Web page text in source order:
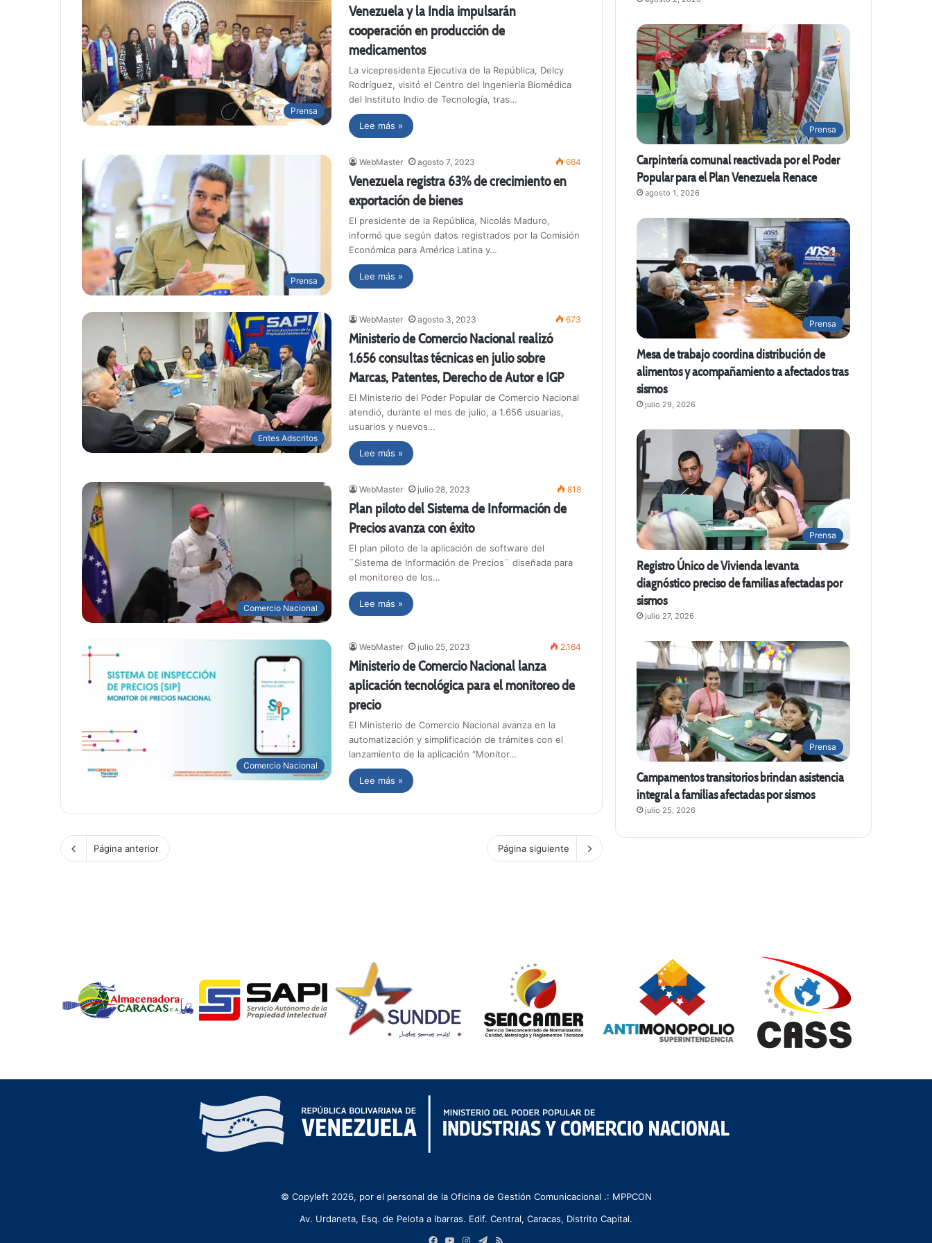
Prensa
Venezuela y la India impulsarán
cooperación en producción de
medicamentos
La vicepresidenta Ejecutiva de la República, Delcy
Rodríguez, visitó el Centro del Ingeniería Biomédica
del Instituto Indio de Tecnología, tras…
Lee más »
Prensa
WebMaster agosto 7, 2023 664
Venezuela registra 63% de crecimiento en
exportación de bienes
El presidente de la República, Nicolás Maduro,
informó que según datos registrados por la Comisión
Económica para América Latina y…
Lee más »
Entes Adscritos
WebMaster agosto 3, 2023 673
Ministerio de Comercio Nacional realizó
1.656 consultas técnicas en julio sobre
Marcas, Patentes, Derecho de Autor e IGP
El Ministerio del Poder Popular de Comercio Nacional
atendió, durante el mes de julio, a 1.656 usuarias,
usuarios y nuevos…
Lee más »
Comercio Nacional
WebMaster julio 28, 2023 818
Plan piloto del Sistema de Información de
Precios avanza con éxito
El plan piloto de la aplicación de software del
¨Sistema de Información de Precios¨ diseñada para
el monitoreo de los…
Lee más »
Comercio Nacional
WebMaster julio 25, 2023 2.164
Ministerio de Comercio Nacional lanza
aplicación tecnológica para el monitoreo de
precio
El Ministerio de Comercio Nacional avanza en la
automatización y simplificación de trámites con el
lanzamiento de la aplicación “Monitor…
Lee más »
Página anterior Página siguiente
Prensa
Carpintería comunal reactivada por el Poder
Popular para el Plan Venezuela Renace
agosto 1, 2026
Prensa
Mesa de trabajo coordina distribución de
alimentos y acompañamiento a afectados tras
sismos
julio 29, 2026
Prensa
Registro Único de Vivienda levanta
diagnóstico preciso de familias afectadas por
sismos
julio 27, 2026
Prensa
Campamentos transitorios brindan asistencia
integral a familias afectadas por sismos
julio 25, 2026
© Copyleft 2026, por el personal de la Oficina de Gestión Comunicacional .: MPPCON
Av. Urdaneta, Esq. de Pelota a Ibarras. Edif. Central, Caracas, Distrito Capital.